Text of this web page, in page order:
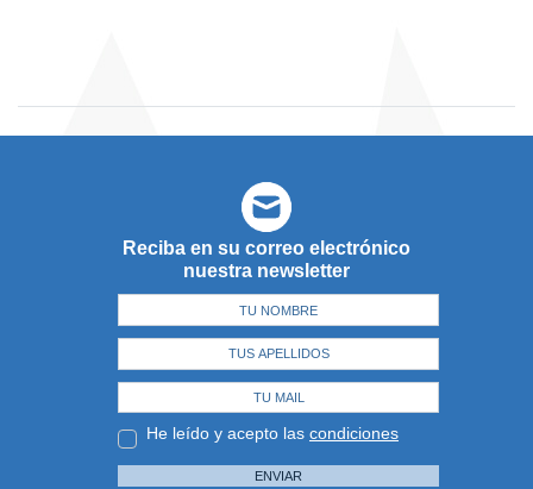
Reciba en su correo electrónico
nuestra newsletter
He leído y acepto las condiciones
ENVIAR